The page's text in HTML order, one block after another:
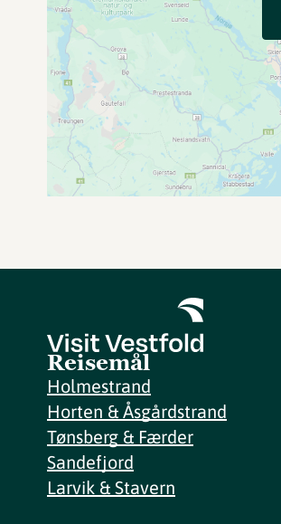
Reisemål
Holmestrand
Horten & Åsgårdstrand
Tønsberg & Færder
Sandefjord
Larvik & Stavern